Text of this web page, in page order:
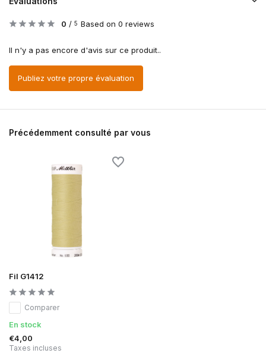
0 / 5 Based on 0 reviews
Il n'y a pas encore d'avis sur ce produit..
Publiez votre propre évaluation
Précédemment consulté par vous
Fil G1412
Comparer
En stock
€4,00
Taxes incluses